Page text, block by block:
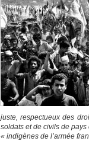
juste, respectueux des
soldats et de civils de
« indigènes de l’armée